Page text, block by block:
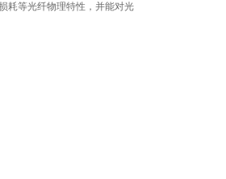
耗等光纤物理特性，并能对光